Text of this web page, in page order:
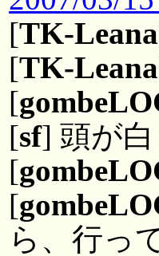
[TK-Leana
[TK-Leana
[
[sf] 頭が
[
[
ら、行っ